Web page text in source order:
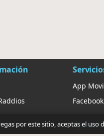
App
Facebook
Ajustes
por este sitio, aceptas el uso